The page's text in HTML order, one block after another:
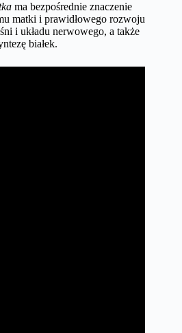
ma bezpośrednie znaczenie
matki i prawidłowego rozwoju
i układu nerwowego, a także
białek.